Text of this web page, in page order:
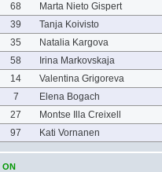
68
Marta Nieto Gispert
39
Tanja Koivisto
35
Natalia Kargova
58
Irina Markovskaja
14
Valentina Grigoreva
7
Elena Bogach
27
Montse Illa Creixell
97 Kati Vornanen
ON